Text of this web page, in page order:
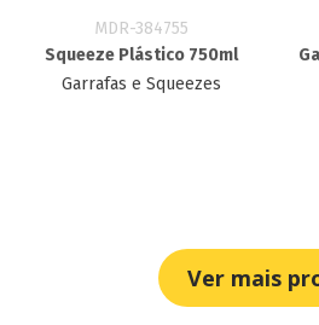
MDR-384755
Squeeze Plástico 750ml
Garrafas e Squeezes
Ver mais